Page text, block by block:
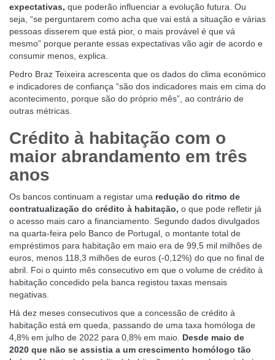
expectativas, que poderão influenciar a evolução futura. Ou
seja, “se perguntarem como acha que vai está a situação e várias
pessoas disserem que está pior, o mais provável é que vá
mesmo” porque perante essas expectativas vão agir de acordo e
consumir menos, explica.
Pedro Braz Teixeira acrescenta que os dados do clima económico
e indicadores de confiança “são dos indicadores mais em cima do
acontecimento, porque são do próprio mês”, ao contrário de
outras métricas.
Crédito à habitação com o
maior abrandamento em três
anos
Os bancos continuam a registar uma redução do ritmo de
contratualização do crédito à habitação, o que pode refletir já
o acesso mais caro a financiamento. Segundo dados divulgados
na quarta-feira pelo Banco de Portugal, o montante total de
empréstimos para habitação em maio era de 99,5 mil milhões de
euros, menos 118,3 milhões de euros (-0,12%) do que no final de
abril. Foi o quinto mês consecutivo em que o volume de crédito à
habitação concedido pela banca registou taxas mensais
negativas.
Há dez meses consecutivos que a concessão de crédito à
habitação está em queda, passando de uma taxa homóloga de
4,8% em julho de 2022 para 0,8% em maio. Desde maio de
2020 que não se assistia a um crescimento homólogo tão